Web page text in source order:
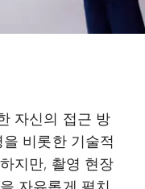
자신의 접근 방
비롯한 기술적
지만, 촬영 현장